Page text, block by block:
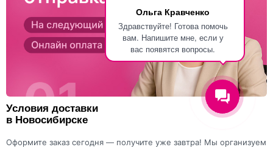
Ольга Кравченко
Здравствуйте! Готова помочь
вам. Напишите мне, если у
вас появятся вопросы.
Условия доставки
в Новосибирске
Оформите заказ сегодня — получите уже завтра! Мы организуем